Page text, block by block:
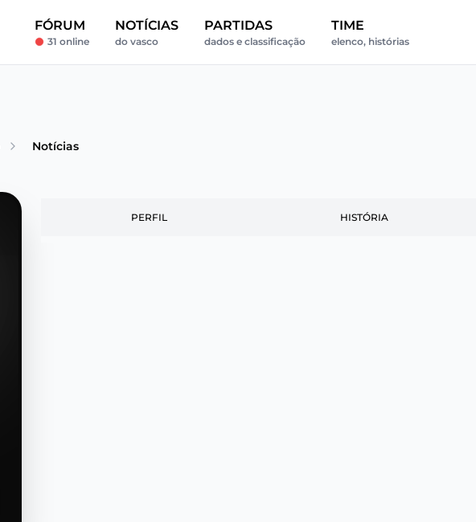
FÓRUM
31 online
NOTÍCIAS
do vasco
PARTIDAS
dados e classificação
TIME
elenco, histórias
Notícias
PERFIL HISTÓRIA